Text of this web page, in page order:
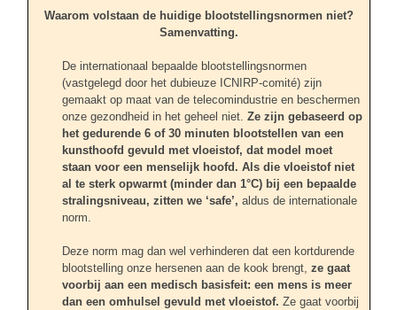
Waarom volstaan de huidige blootstellingsnormen niet?
Samenvatting.
De internationaal bepaalde blootstellingsnormen
(vastgelegd door het dubieuze ICNIRP-comité) zijn
gemaakt op maat van de telecomindustrie en beschermen
onze gezondheid in het geheel niet. Ze zijn gebaseerd op
het gedurende 6 of 30 minuten blootstellen van een
kunsthoofd gevuld met vloeistof, dat model moet
staan voor een menselijk hoofd. Als die vloeistof niet
al te sterk opwarmt (minder dan 1°C) bij een bepaalde
stralingsniveau, zitten we ‘safe’, aldus de internationale
norm.
Deze norm mag dan wel verhinderen dat een kortdurende
blootstelling onze hersenen aan de kook brengt, ze gaat
voorbij aan een medisch basisfeit: een mens is meer
dan een omhulsel gevuld met vloeistof. Ze gaat voorbij